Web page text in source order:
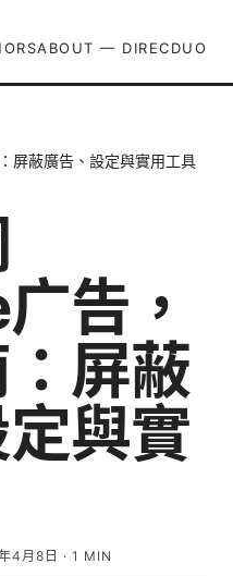
ABOUT — DIRECDUO
屏蔽廣告、設定與實用工具
告，
屏蔽
與實
4月8日 · 1 MIN